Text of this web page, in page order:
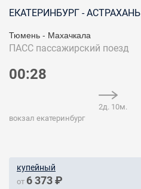
ЕКАТЕРИНБУРГ - АСТРАХАНЬ
Тюмень - Махачкала
ПАСС пассажирский поезд
00:28
вокзал екатеринбург
2д. 10м.
купейный
от 6 373 ₽